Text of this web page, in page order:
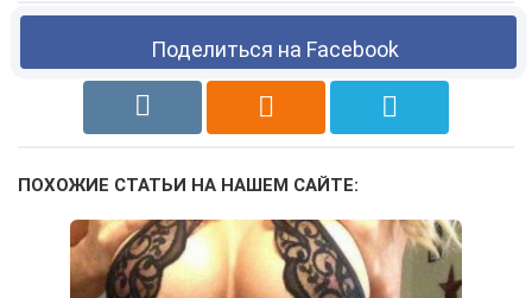
Поделиться на Facebook
ПОХОЖИЕ СТАТЬИ НА НАШЕМ САЙТЕ: